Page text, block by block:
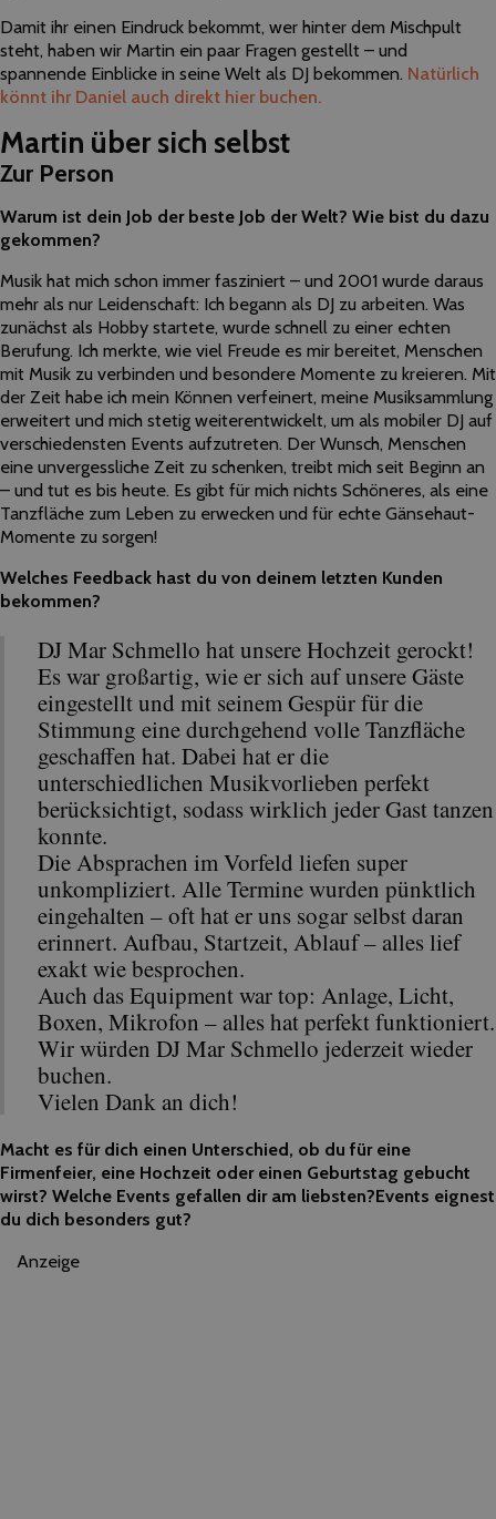
Damit ihr einen Eindruck bekommt, wer hinter dem Mischpult
steht, haben wir Martin ein paar Fragen gestellt – und
spannende Einblicke in seine Welt als DJ bekommen. Natürlich
könnt ihr Daniel auch direkt hier buchen.
Martin über sich selbst
Zur Person
Warum ist dein Job der beste Job der Welt? Wie bist du dazu
gekommen?
Musik hat mich schon immer fasziniert – und 2001 wurde daraus
mehr als nur Leidenschaft: Ich begann als DJ zu arbeiten. Was
zunächst als Hobby startete, wurde schnell zu einer echten
Berufung. Ich merkte, wie viel Freude es mir bereitet, Menschen
mit Musik zu verbinden und besondere Momente zu kreieren. Mit
der Zeit habe ich mein Können verfeinert, meine Musiksammlung
erweitert und mich stetig weiterentwickelt, um als mobiler DJ auf
verschiedensten Events aufzutreten. Der Wunsch, Menschen
eine unvergessliche Zeit zu schenken, treibt mich seit Beginn an
– und tut es bis heute. Es gibt für mich nichts Schöneres, als eine
Tanzfläche zum Leben zu erwecken und für echte Gänsehaut-
Momente zu sorgen!
Welches Feedback hast du von deinem letzten Kunden
bekommen?
DJ Mar Schmello hat unsere Hochzeit gerockt!
Es war großartig, wie er sich auf unsere Gäste
eingestellt und mit seinem Gespür für die
Stimmung eine durchgehend volle Tanzfläche
geschaffen hat. Dabei hat er die
unterschiedlichen Musikvorlieben perfekt
berücksichtigt, sodass wirklich jeder Gast tanzen
konnte.
Die Absprachen im Vorfeld liefen super
unkompliziert. Alle Termine wurden pünktlich
eingehalten – oft hat er uns sogar selbst daran
erinnert. Aufbau, Startzeit, Ablauf – alles lief
exakt wie besprochen.
Auch das Equipment war top: Anlage, Licht,
Boxen, Mikrofon – alles hat perfekt funktioniert.
Wir würden DJ Mar Schmello jederzeit wieder
buchen.
Vielen Dank an dich!
Macht es für dich einen Unterschied, ob du für eine
Firmenfeier, eine Hochzeit oder einen Geburtstag gebucht
wirst? Welche Events gefallen dir am liebsten?Events eignest
du dich besonders gut?
Anzeige